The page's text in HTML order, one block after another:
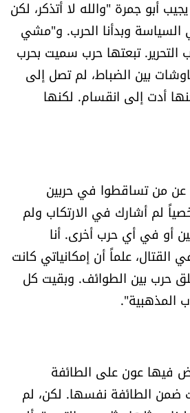
أبو جمرة "والله لا أتذكر، لكن
وبدأنا الحرب. و"مشي
التحرير. تبعتها حرب سميت بحرب
بين الضباط، لم تصل إلى
أدت إلى انقسام. لكنها
عن من تساقطوا في حربين
لم أشارك في الارتكاب ولم
أو في أي حرب أخرى. أنا
علماً أن إمكانياتي كانت
حرب بين الطوائف. وبقيت كل
المذهبية".
فيها عون على الطائفة
الطائفة نفسها. لكن، لم